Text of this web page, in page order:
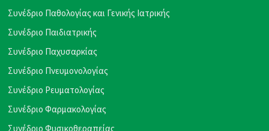
Συνέδριο Παθολογίας και Γενικής Ιατρικής
Συνέδριο Παιδιατρικής
Συνέδριο Παχυσαρκίας
Συνέδριο Πνευμονολογίας
Συνέδριο Ρευματολογίας
Συνέδριο Φαρμακολογίας
Συνέδριο Φυσικοθεραπείας